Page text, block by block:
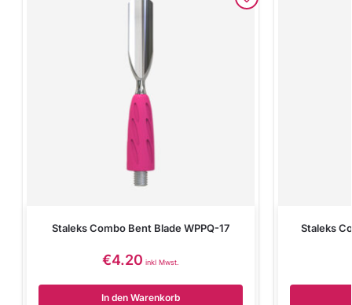
Staleks Combo Bent Blade WPPQ-17
€4.20 inkl Mwst.
In den Warenkorb
Staleks